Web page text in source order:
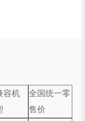
容机
全国统一零
售价